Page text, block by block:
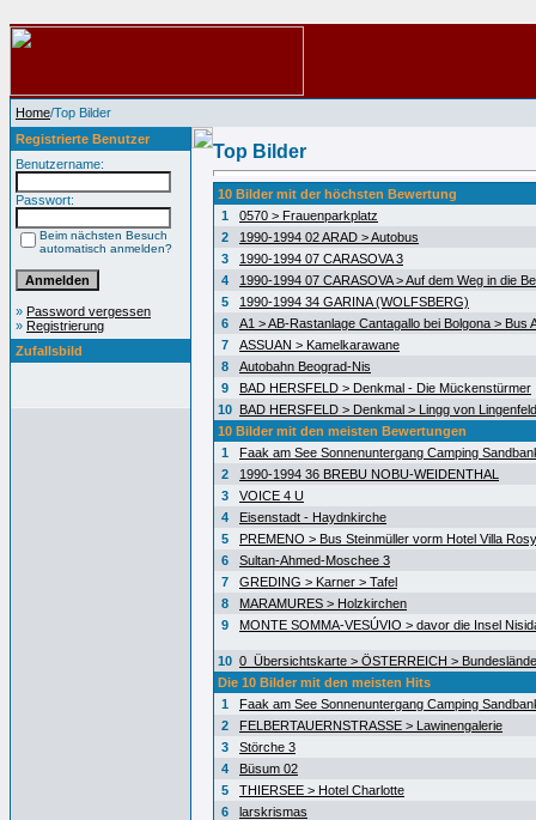
Home/Top Bilder
Registrierte Benutzer
Benutzername:
Passwort:
Beim nächsten Besuch
automatisch anmelden?
» Password vergessen
» Registrierung
Zufallsbild
Top Bilder
10 Bilder mit der höchsten Bewertung
1
0570 > Frauenparkplatz
2
1990-1994 02 ARAD > Autobus
3
1990-1994 07 CARASOVA 3
4
1990-1994 07 CARASOVA > Auf dem Weg in die
5
1990-1994 34 GARINA (WOLFSBERG)
6
A1 > AB-Rastanlage Cantagallo bei Bolgona > Bus
7
ASSUAN > Kamelkarawane
8
Autobahn Beograd-Nis
9
BAD HERSFELD > Denkmal - Die Mückenstürmer
10 BAD HERSFELD > Denkmal > Lingg von Lingenfeld
10 Bilder mit den meisten Bewertungen
1
Faak am See Sonnenuntergang Camping
2
1990-1994 36 BREBU NOBU-WEIDENTHAL
3
VOICE 4 U
4
Eisenstadt - Haydnkirche
5
PREMENO > Bus Steinmüller vorm Hotel Villa Rosy
6
Sultan-Ahmed-Moschee 3
7
GREDING > Karner > Tafel
8
MARAMURES > Holzkirchen
9
MONTE SOMMA-VESÚVIO > davor die Insel
10 0_Übersichtskarte > ÖSTERREICH >
Die 10 Bilder mit den meisten Hits
1
Faak am See Sonnenuntergang Camping
2
FELBERTAUERNSTRASSE > Lawinengalerie
3
Störche 3
4
Büsum 02
5
THIERSEE > Hotel Charlotte
6
larskrismas